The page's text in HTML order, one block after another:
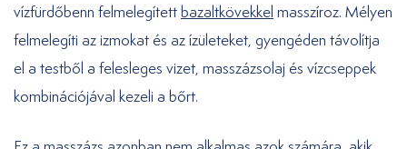
vízfürdőbenn felmelegítettbazaltkövekkel masszíroz. Mélyen
felmelegíti az izmokat és az ízületeket, gyengéden távolítja
el a testből a felesleges vizet, masszázsolaj és vízcseppek
kombinációjával kezeli a bőrt.